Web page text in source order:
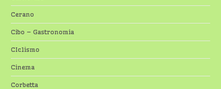
Cerano
Cibo – Gastronomia
CIclismo
Cinema
Corbetta